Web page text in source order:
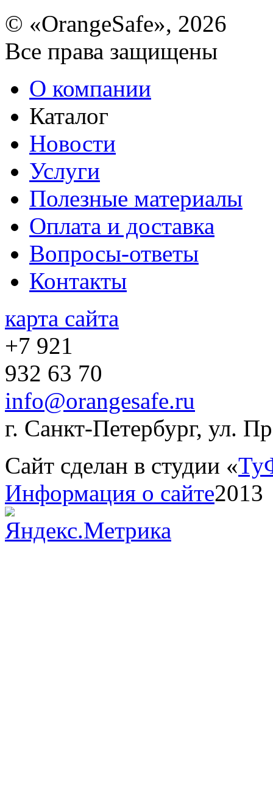
© «OrangeSafe», 2026
Все права защищены
О компании
Каталог
Новости
Услуги
Полезные материалы
Оплата и доставка
Вопросы-ответы
Контакты
карта сайта
+7 921
932 63 70
info@orangesafe.ru
г. Санкт-Петербург, ул.
Сайт сделан в студии «
Информация о сайте2013